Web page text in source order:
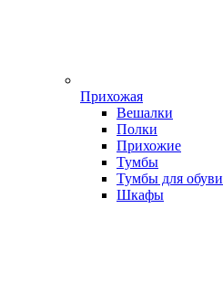
Прихожая
Вешалки
Полки
Прихожие
Тумбы
Тумбы для обуви
Шкафы